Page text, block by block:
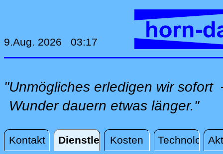
9.Aug. 2026 03:17
"Unmögliches erledigen wir
Wunder dauern etwas länger."
Kontakt Dienstleistungen
Kosten Technologie